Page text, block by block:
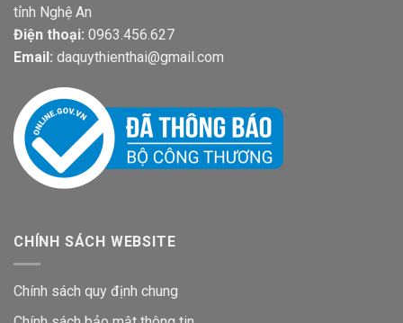
tỉnh Nghệ An
Điện thoại: 0963.456.627
Email: daquythienthai@gmail.com
CHÍNH SÁCH WEBSITE
Chính sách quy định chung